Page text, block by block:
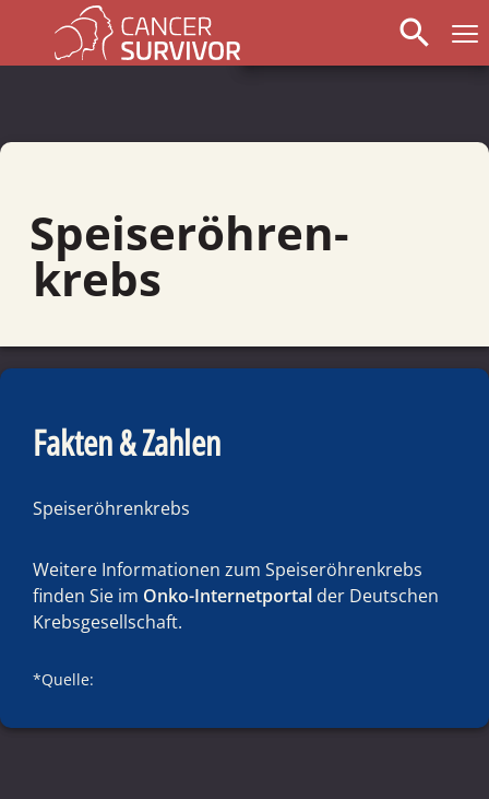
search
Speise­röhren­
krebs
Fakten & Zahlen
Speise­röhren­krebs
Weitere Informationen zum Speise­röhren­krebs
finden Sie im Onko-Internetportal der Deutschen
Krebsgesellschaft.
*Quelle: